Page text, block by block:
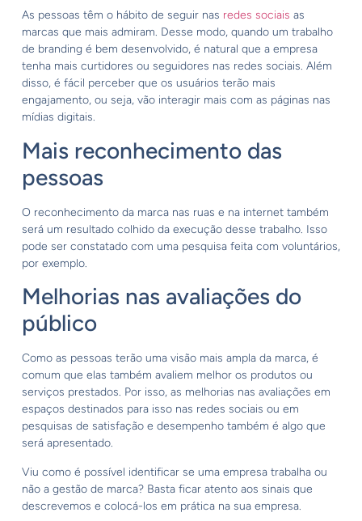
As pessoas têm o hábito de seguir nas redes sociais as
marcas que mais admiram. Desse modo, quando um trabalho
de branding é bem desenvolvido, é natural que a empresa
tenha mais curtidores ou seguidores nas redes sociais. Além
disso, é fácil perceber que os usuários terão mais
engajamento, ou seja, vão interagir mais com as páginas nas
mídias digitais.
Mais reconhecimento das
pessoas
O reconhecimento da marca nas ruas e na internet também
será um resultado colhido da execução desse trabalho. Isso
pode ser constatado com uma pesquisa feita com voluntários,
por exemplo.
Melhorias nas avaliações do
público
Como as pessoas terão uma visão mais ampla da marca, é
comum que elas também avaliem melhor os produtos ou
serviços prestados. Por isso, as melhorias nas avaliações em
espaços destinados para isso nas redes sociais ou em
pesquisas de satisfação e desempenho também é algo que
será apresentado.
Viu como é possível identificar se uma empresa trabalha ou
não a gestão de marca? Basta ficar atento aos sinais que
descrevemos e colocá-los em prática na sua empresa.